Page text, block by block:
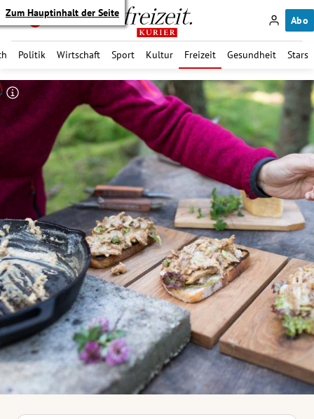
Zum Hauptinhalt der Seite
Abo
Politik Wirtschaft Sport Kultur Freizeit Gesundheit Stars
Untermenü
Untermenü
Untermenü
Untermenü